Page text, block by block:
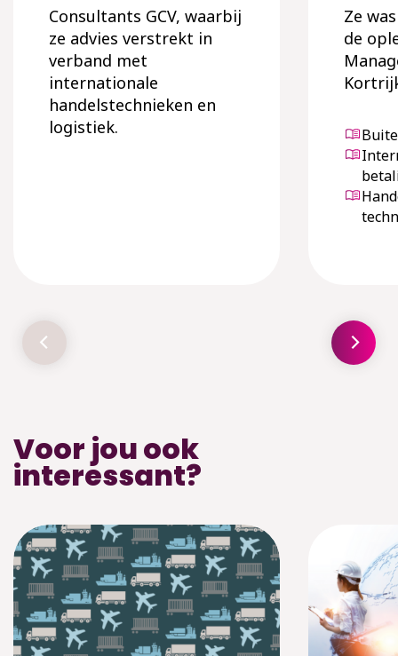
Consultants GCV, waarbij
ze advies verstrekt in
verband met
internationale
handelstechnieken en
logistiek.
Ze
de
Voor jou ook
interessant?